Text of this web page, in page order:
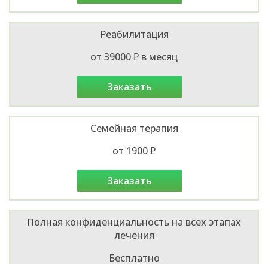
Реабилитация
от 39000 ₽ в месяц
заказать
Семейная терапия
от 1900 ₽
заказать
Полная конфиденциальность на всех этапах
лечения
Бесплатно